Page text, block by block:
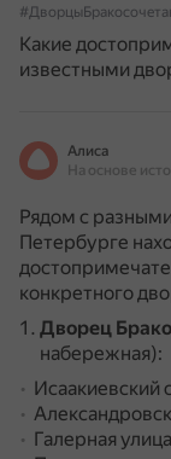
Какие
известными
Алиса
Рядом с
Петербурге
конкретного
Дворец
набережная):
Исаакиевский
Галерная